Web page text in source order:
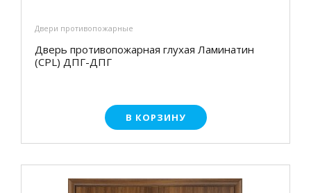
Двери противопожарные
Дверь противопожарная глухая Ламинатин
(CPL) ДПГ-ДПГ
В КОРЗИНУ